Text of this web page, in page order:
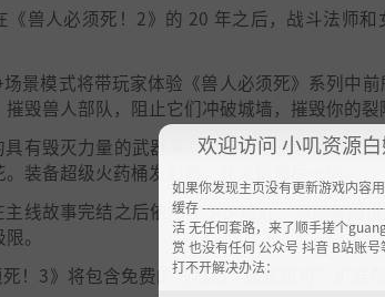
《兽人必须死！2》的 20 年之后，战斗法师
景模式将带玩家体验《兽人必须死》系列中
毁兽人部队，阻止它们冲破城墙，摧毁你的裂
有毁灭力量的武器来对抗兽人部落。战争机
装备超级火药桶发射器，让火焰燃尽一切。
线故事完结之后依然在步步迫近。完成每周
。
死！3》将包含免费的内容和“破釜沉舟”扩展
欢迎访问 小叽资源
如果你发现主页没有更新游戏内容
缓存
活 无任何套路，来了顺手搓个
赏 也没有任何 公众号 抖音 B站账
打不开解决办法：